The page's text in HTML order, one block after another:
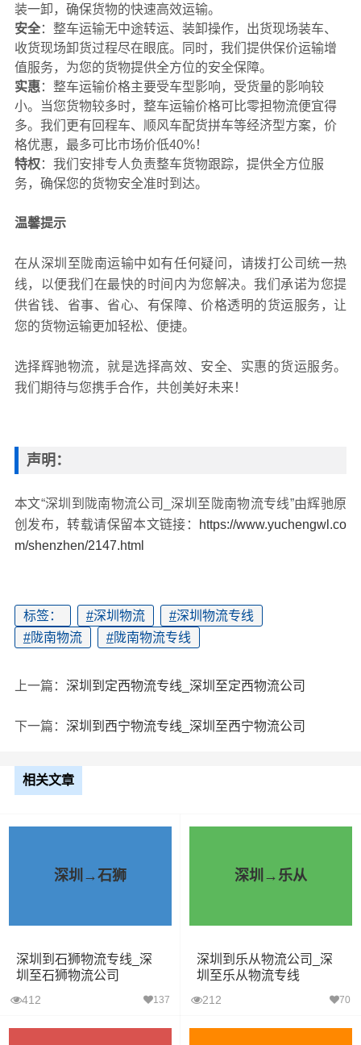
装一卸，确保货物的快速高效运输。
安全：整车运输无中途转运、装卸操作，出货现场装车、
收货现场卸货过程尽在眼底。同时，我们提供保价运输增
值服务，为您的货物提供全方位的安全保障。
实惠：整车运输价格主要受车型影响，受货量的影响较
小。当您货物较多时，整车运输价格可比零担物流便宜得
多。我们更有回程车、顺风车配货拼车等经济型方案，价
格优惠，最多可比市场价低40%！
特权：我们安排专人负责整车货物跟踪，提供全方位服
务，确保您的货物安全准时到达。
温馨提示
在从深圳至陇南运输中如有任何疑问，请拨打公司统一热
线，以便我们在最快的时间内为您解决。我们承诺为您提
供省钱、省事、省心、有保障、价格透明的货运服务，让
您的货物运输更加轻松、便捷。
选择辉驰物流，就是选择高效、安全、实惠的货运服务。
我们期待与您携手合作，共创美好未来！
声明：
本文“深圳到陇南物流公司_深圳至陇南物流专线”由辉驰原
创发布，转载请保留本文链接：
https://www.yuchengwl.co
m/shenzhen/2147.html
标签： #深圳物流 #深圳物流专线
#陇南物流 #陇南物流专线
上一篇： 深圳到定西物流专线_深圳至定西物流公司
下一篇： 深圳到西宁物流专线_深圳至西宁物流公司
相关文章
深圳→石狮
深圳到石狮物流专线_深
圳至石狮物流公司
412 137
深圳→乐从
深圳到乐从物流公司_深
圳至乐从物流专线
212 70